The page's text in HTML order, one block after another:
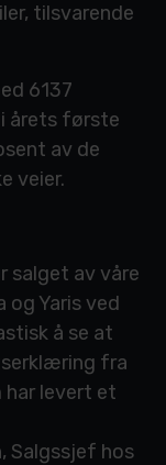
tilsvarende
6137
årets første
av de
veier.
salget av våre
og Yaris ved
å se at
fra
har levert et
Salgssjef hos